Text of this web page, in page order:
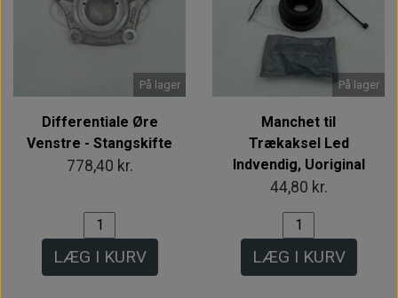
På lager
Differentiale Øre
Venstre - Stangskifte
778,40 kr.
LÆG I KURV
På lager
Manchet til
Trækaksel Led
Indvendig, Uoriginal
44,80 kr.
LÆG I KURV